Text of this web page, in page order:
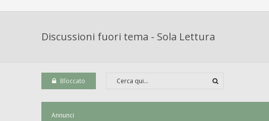
Discussioni fuori tema - Sola Lettura
Bloccato
Annunci